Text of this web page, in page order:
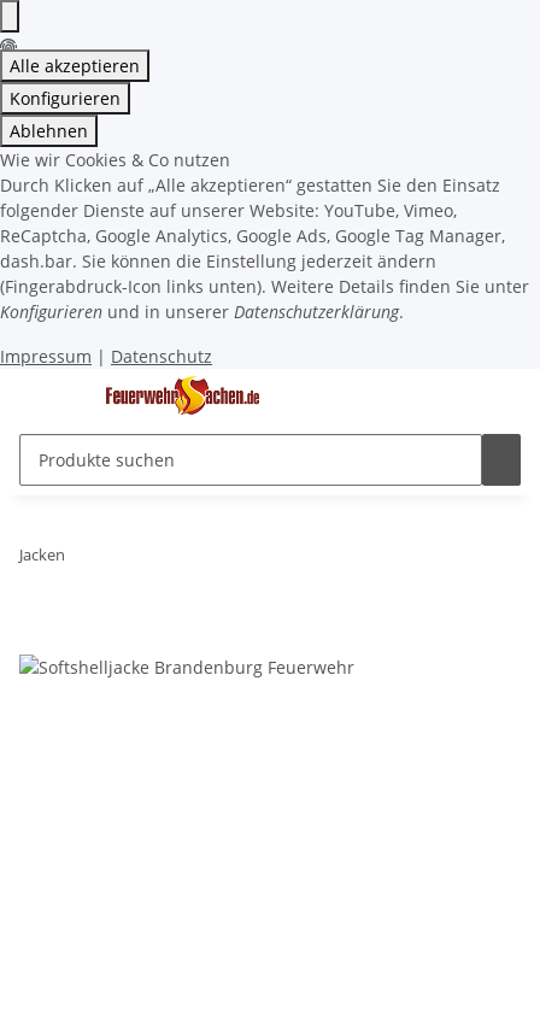
Alle akzeptieren
Konfigurieren
Ablehnen
Wie wir Cookies & Co nutzen
Durch Klicken auf „Alle akzeptieren“ gestatten Sie den Einsatz
folgender Dienste auf unserer Website: YouTube, Vimeo,
ReCaptcha, Google Analytics, Google Ads, Google Tag Manager,
dash.bar. Sie können die Einstellung jederzeit ändern
(Fingerabdruck-Icon links unten). Weitere Details finden Sie unter
Konfigurieren und in unserer Datenschutzerklärung.
Impressum | Datenschutz
Jacken